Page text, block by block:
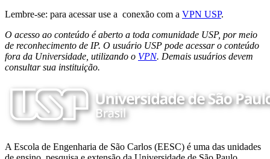
Lembre-se: para acessar use a conexão com a VPN USP.
O acesso ao conteúdo é aberto a toda comunidade USP, por meio
de reconhecimento de IP. O usuário USP pode acessar o conteúdo
fora da Universidade, utilizando o VPN. Demais usuários devem
consultar sua instituição.
A Escola de Engenharia de São Carlos (EESC) é uma das unidades